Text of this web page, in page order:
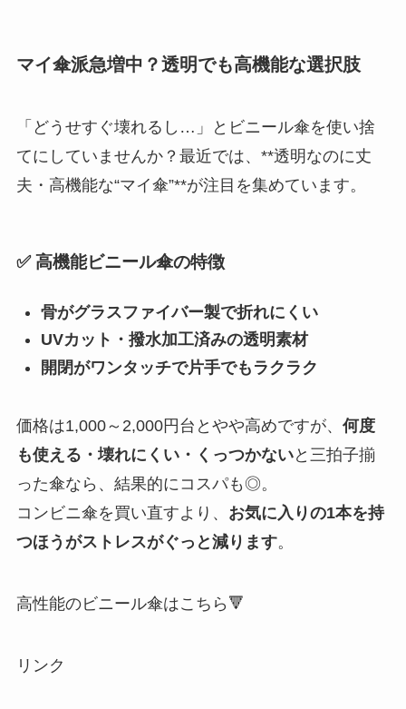
マイ傘派急増中？透明でも高機能な選択肢
「どうせすぐ壊れるし…」とビニール傘を使い捨
てにしていませんか？最近では、**透明なのに丈
夫・高機能な“マイ傘”**が注目を集めています。
✅ 高機能ビニール傘の特徴
骨がグラスファイバー製で折れにくい
UVカット・撥水加工済みの透明素材
開閉がワンタッチで片手でもラクラク
価格は1,000～2,000円台とやや高めですが、 何度
も使える・壊れにくい・くっつかないと三拍子揃
った傘なら、結果的にコスパも◎。
コンビニ傘を買い直すより、 お気に入りの1本を持
つほうがストレスがぐっと減ります。
高性能のビニール傘はこちら🔻
リンク